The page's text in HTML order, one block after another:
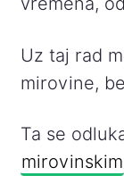
Uz taj rad
mirovine,
Ta se
mirovinskim